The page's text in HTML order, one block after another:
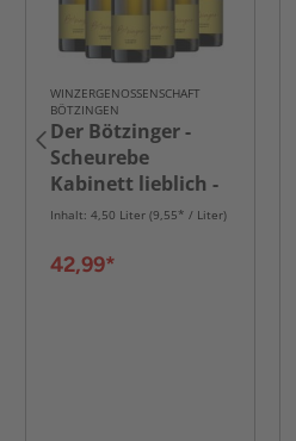
WINZERGENOSSENSCHAFT
BÖTZINGEN
Der Bötzinger -
Scheurebe
Kabinett lieblich -
6er Karton
Inhalt: 4,50 Liter (9,55* / Liter)
42,99*